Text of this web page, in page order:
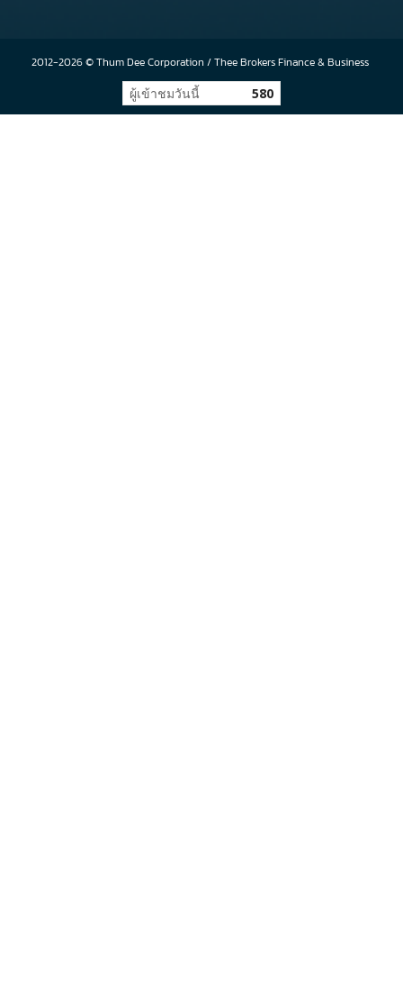
2012-2026 ©Thum Dee Corporation /Thee Brokers Finance & Business
ผู้เข้าชมวันนี้ 580